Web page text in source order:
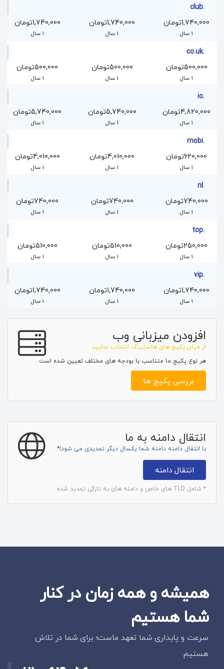
.club
1,740,000تومان
1 سال
1,740,000تومان
1 سال
1,740,000تومان
1 سال
.co.uk
500,000تومان
1 سال
500,000تومان
1 سال
500,000تومان
1 سال
.io
4,820,000تومان
1 سال
5,740,000تومان
1 سال
5,740,000تومان
1 سال
.mobi
620,000تومان
1 سال
4,010,000تومان
1 سال
4,010,000تومان
1 سال
.nl
740,000تومان
1 سال
740,000تومان
1 سال
740,000تومان
1 سال
.top
250,000تومان
1 سال
510,000تومان
1 سال
510,000تومان
1 سال
.vip
1,740,000تومان
1 سال
1,740,000تومان
1 سال
1,740,000تومان
1 سال
افزودن میزبانی وب
از میان پکیج های هاستینگ انتخاب نمایید
هر نوع پکیج ما متناسب با بودجه های مختلف تعیین شده است
بررسی پکیج ها
انتقال دامنه به ما
با انتقال دامنه دامنه شما یکسال دیگر تمدیدی می شود!*
انتقال دامنه
* شامل TLD های خاص و دامنه های به تازگی تمدید شده
همیشه و همه زمان در کنار
شما هستیم
سرعت و پایداری شما تعهد ماست؛ برای شما در تلاش
هستیم